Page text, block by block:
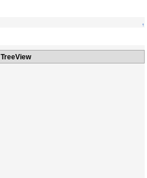
↑
TreeView